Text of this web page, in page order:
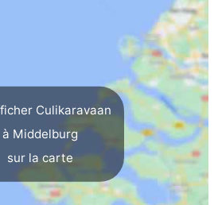
Culikaravaan
à Middelburg
sur la carte